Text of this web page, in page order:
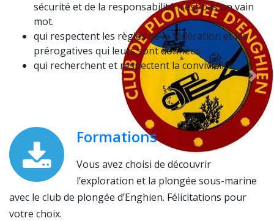
sécurité et de la responsabilité n’est pas un vain
mot.
qui respectent les règles de la fédération et les
prérogatives qui leurs sont données
qui recherchent et respectent la convivialité.
Formations
Vous avez choisi de découvrir
l’exploration et la plongée sous-marine
avec le club de plongée d’Enghien. Félicitations pour
votre choix.